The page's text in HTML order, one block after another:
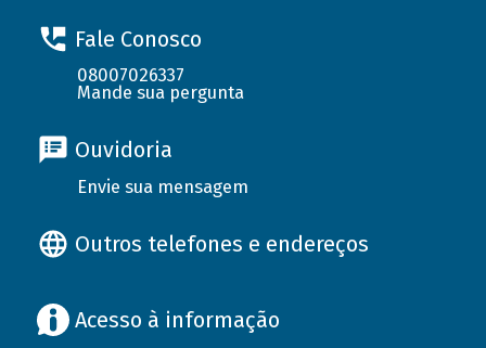
Fale Conosco
08007026337
Mande sua pergunta
Ouvidoria
Envie sua mensagem
Outros telefones e endereços
Acesso à informação